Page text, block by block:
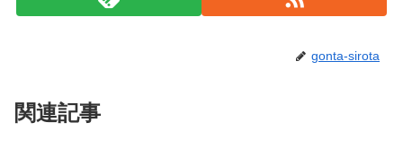
gonta-sirota
関連記事